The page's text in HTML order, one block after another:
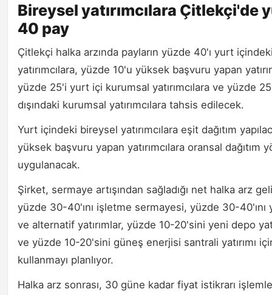
Bireysel yatırımcılara Çitlekçi'de
40 pay
Çitlekçi halka arzında payların yüzde 40'ı yurt
yatırımcılara, yüzde 10'u yüksek başvuru yapan
yüzde 25'i yurt içi kurumsal yatırımcılara ve yüzde
dışındaki kurumsal yatırımcılara tahsis edilecek.
Yurt içindeki bireysel yatırımcılara eşit dağıtım
yüksek başvuru yapan yatırımcılara oransal dağıtım
uygulanacak.
Şirket, sermaye artışından sağladığı net halka arz
yüzde 30-40'ını işletme sermayesi, yüzde 30-40'ını
ve alternatif yatırımlar, yüzde 10-20'sini yeni depo
ve yüzde 10-20'sini güneş enerjisi santrali yatırımı
kullanmayı planlıyor.
Halka arz sonrası, 30 güne kadar fiyat istikrarı